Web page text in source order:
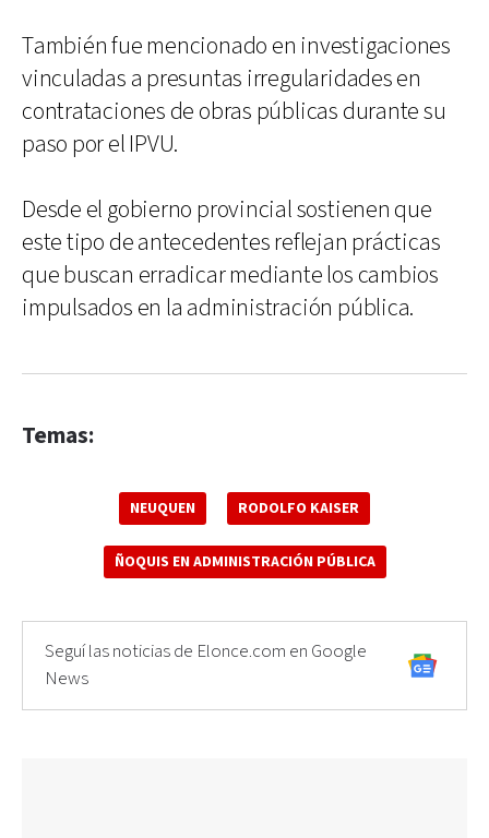
También fue mencionado en investigaciones
vinculadas a presuntas irregularidades en
contrataciones de obras públicas durante su
paso por el IPVU.
Desde el gobierno provincial sostienen que
este tipo de antecedentes reflejan prácticas
que buscan erradicar mediante los cambios
impulsados en la administración pública.
Temas:
NEUQUEN RODOLFO KAISER
ÑOQUIS EN ADMINISTRACIÓN PÚBLICA
Seguí las noticias de Elonce.com en Google
News